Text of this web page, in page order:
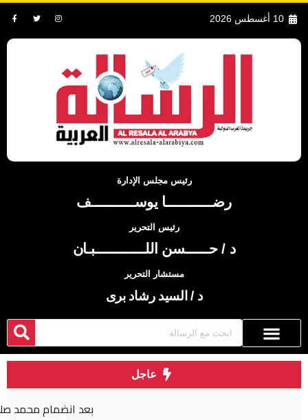
10 أغسطس 2026
رئيس مجلس الإدارة
رضــــــــــــا يوســـــــــــف
رئيس التحرير
د / حــــــسن اللـــــــــــــبـان
مستشار التحرير
د / السيد رشاد برى
عاجل
بعد انضمام محمد صلاح، طرابزون سبور يوجه رسالة